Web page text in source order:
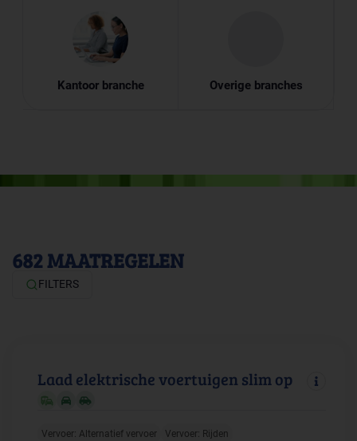
Kantoor branche Overige branches
682 MAATREGELEN
FILTERS
Laad elektrische voertuigen slim op
Vervoer: Alternatief vervoer Vervoer: Rijden